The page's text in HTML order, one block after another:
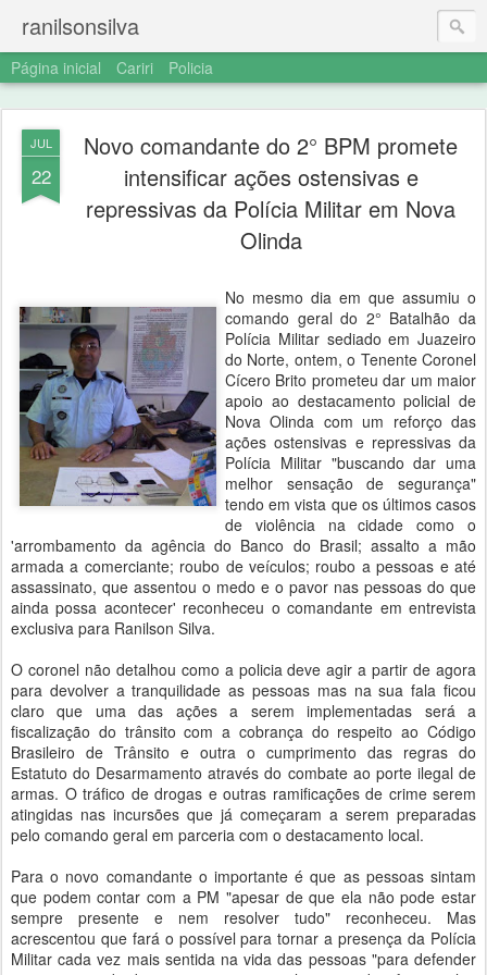
ranilsonsilva
Página inicial Cariri Policia
JUL
22
Novo comandante do 2° BPM promete
intensificar ações ostensivas e
repressivas da Polícia Militar em Nova
Olinda
No mesmo dia em que assumiu o
comando geral do 2° Batalhão da
Polícia Militar sediado em Juazeiro
do Norte, ontem, o Tenente Coronel
Cícero Brito prometeu dar um maior
apoio ao destacamento policial de
Nova Olinda com um reforço das
ações ostensivas e repressivas da
Polícia Militar "buscando dar uma
melhor sensação de segurança"
tendo em vista que os últimos casos
de violência na cidade como o
'arrombamento da agência do Banco do Brasil; assalto a mão
armada a comerciante; roubo de veículos; roubo a pessoas e até
assassinato, que assentou o medo e o pavor nas pessoas do que
ainda possa acontecer' reconheceu o comandante em entrevista
exclusiva para Ranilson Silva.
O coronel não detalhou como a policia deve agir a partir de agora
para devolver a tranquilidade as pessoas mas na sua fala ficou
claro que uma das ações a serem implementadas será a
fiscalização do trânsito com a cobrança do respeito ao Código
Brasileiro de Trânsito e outra o cumprimento das regras do
Estatuto do Desarmamento através do combate ao porte ilegal de
armas. O tráfico de drogas e outras ramificações de crime serem
atingidas nas incursões que já começaram a serem preparadas
pelo comando geral em parceria com o destacamento local.
Para o novo comandante o importante é que as pessoas sintam
que podem contar com a PM "apesar de que ela não pode estar
sempre presente e nem resolver tudo" reconheceu. Mas
acrescentou que fará o possível para tornar a presença da Polícia
Militar cada vez mais sentida na vida das pessoas "para defender